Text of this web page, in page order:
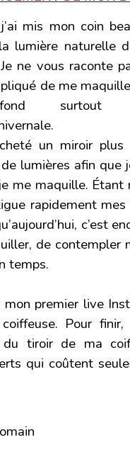
mis mon coin
lumière naturelle
ne vous raconte
de me
surtout
un miroir
lumières afin que
me maquille. Étant
rapidement
c’est
de contempler
temps.
mon premier live
Pour
du tiroir de ma
qui coûtent